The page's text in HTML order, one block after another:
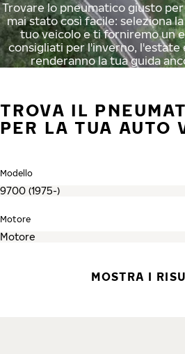
Trovare lo pneumatico giusto
mai stato così facile: seleziona
tuo veicolo e ti forniremo un
consigliati per l'inverno,
renderanno la tua guida
TROVA IL
PER LA TUA AUTO
Modello
Motore
MOSTRA I